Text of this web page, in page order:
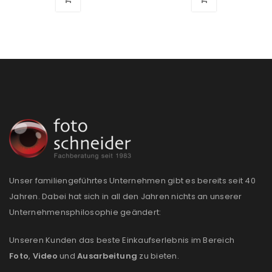
ANMELDEN
PASSWORT VERGESSEN?
REGISTRIEREN
E-Mail-Adresse
Unser familiengeführtes Unternehmen gibt es bereits seit 40
Jahren. Dabei hat sich in all den Jahren nichts an unserer
Unternehmensphilosophie geändert:
Unseren Kunden das beste Einkaufserlebnis im Bereich
Foto, Video und Ausarbeitung zu bieten.